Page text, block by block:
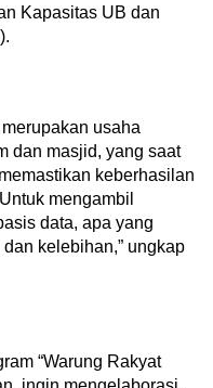
Kapasitas UB dan
usaha
dan masjid, yang saat
keberhasilan
mengambil
data, apa yang
kelebihan,” ungkap
“Warung Rakyat